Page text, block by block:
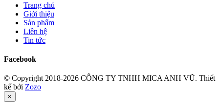
Trang chủ
Giới thiệu
Sản phẩm
Liên hệ
Tin tức
Facebook
© Copyright 2018-2026 CÔNG TY TNHH MICA ANH VŨ. Thiết
kế bởi Zozo
×